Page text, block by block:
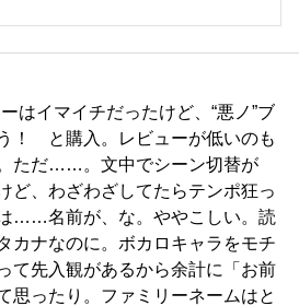
はイマイチだったけど、“悪ノ”ブ
！ と購入。レビューが低いのも
ただ……。文中でシーン切替が
ど、わざわざしてたらテンポ狂っ
……名前が、な。ややこしい。読
カナなのに。ボカロキャラをモチ
て先入観があるから余計に「お前
思ったり。ファミリーネームはと